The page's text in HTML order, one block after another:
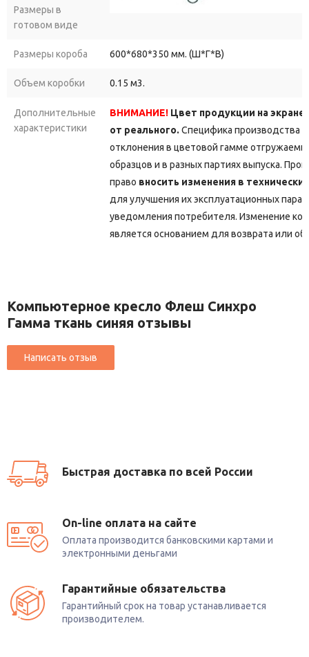
Размеры в
готовом виде
Размеры короба 600*680*350 мм. (Ш*Г*В)
Объем коробки 0.15 м3.
Дополнительные
характеристики
ВНИМАНИЕ! Цвет продукции на
от реального. Специфика производства
отклонения в цветовой гамме
образцов и в разных партиях выпуска.
право вносить изменения в
для улучшения их эксплуатационных
уведомления потребителя. Изменение
является основанием для возврата или
Компьютерное кресло Флеш Синхро
Гамма ткань синяя отзывы
Быстрая доставка по всей России
On-line оплата на сайте
Оплата производится банковскими картами и
электронными деньгами
Гарантийные обязательства
Гарантийный срок на товар устанавливается
производителем.